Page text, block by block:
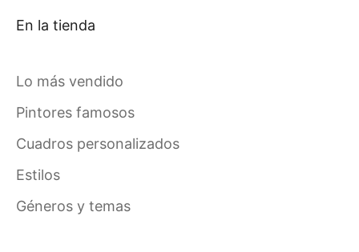
En la tienda
Lo más vendido
Pintores famosos
Cuadros personalizados
Estilos
Géneros y temas